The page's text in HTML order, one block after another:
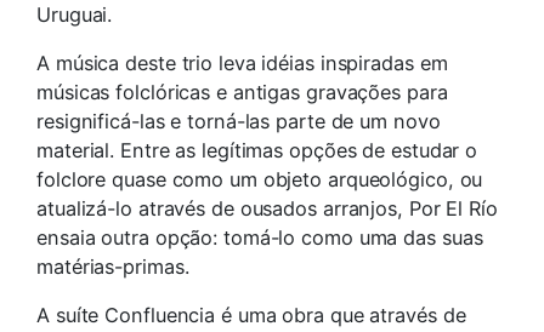
Uruguai.
A música deste trio leva idéias inspiradas em
músicas folclóricas e antigas gravações para
resignificá-las e torná-las parte de um novo
material. Entre as legítimas opções de estudar o
folclore quase como um objeto arqueológico, ou
atualizá-lo através de ousados arranjos, Por El Río
ensaia outra opção: tomá-lo como uma das suas
matérias-primas.
A suíte Confluencia é uma obra que através de